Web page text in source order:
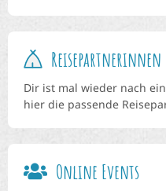
Reisepartnerinnen
Dir ist mal wieder nach
hier die passende
Online Events